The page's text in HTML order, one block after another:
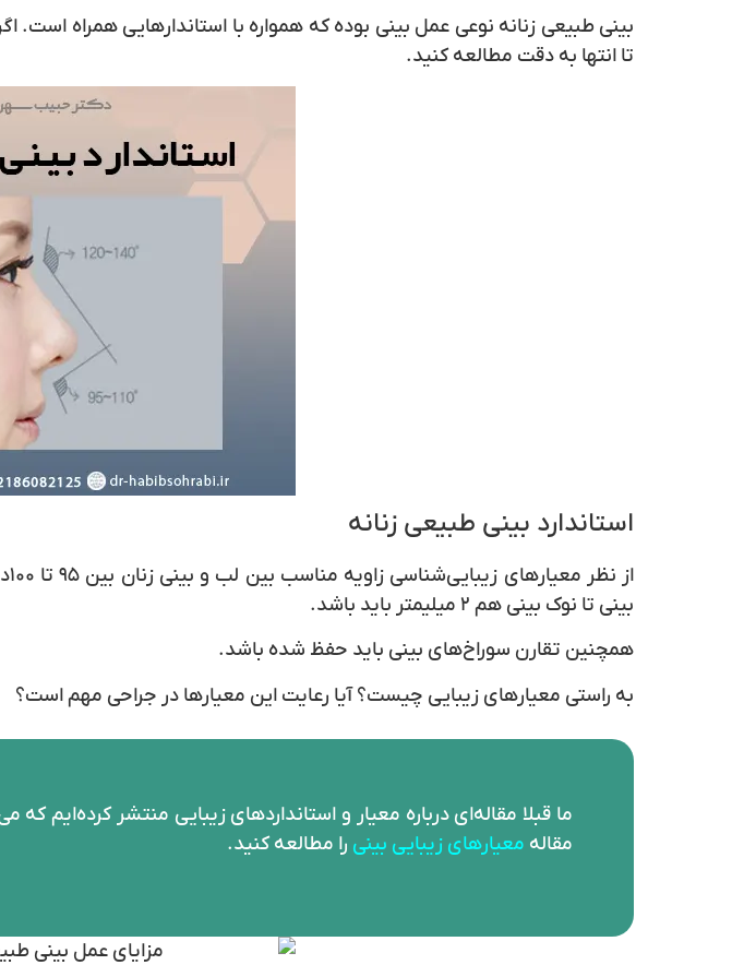
بینی طبیعی زنانه نوعی عمل بینی بوده که همواره با استاندارهایی همراه است.
تا انتها به دقت مطالعه کنید.
استاندارد بینی طبیعی زنانه
بینی تا نوک بینی هم ۲ میلیمتر باید باشد.
همچنین تقارن سوراخ‌های بینی باید حفظ شده باشد.
به راستی معیارهای زیبایی چیست؟ آیا رعایت این معیارها در جراحی مهم است؟
ما قبلا مقاله‌ای درباره معیار و استانداردهای زیبایی منتشر کرده‌ایم
مقاله معیارهای زیبایی بینی را مطالعه کنید.